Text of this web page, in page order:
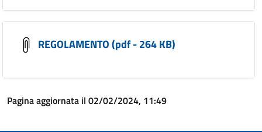
REGOLAMENTO (pdf - 264 KB)
Pagina aggiornata il 02/02/2024, 11:49